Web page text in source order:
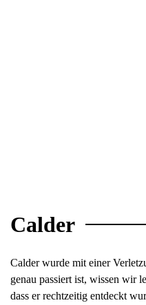
Calder
Calder wurde mit einer
genau passiert ist, wissen wir
dass er rechtzeitig entdeckt